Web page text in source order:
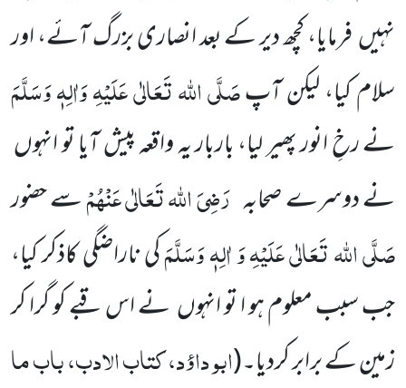
نہیں فرمایا، کچھ دیر کے بعد انصاری بزرگ آئے، اور
سلام کیا، لیکن آپصَلَّی اللہ تَعَالٰی عَلَیْہِ وَاٰلِہٖ وَسَلَّمَ
نے رخِ انور پھیر لیا، باربار یہ واقعہ پیش آیا تو انہوں
نے دوسرے صحابہ رَضِیَ اللہ تَعَالٰی عَنْہُمْسے حضور
صَلَّی اللہ تَعَالٰی عَلَیْہِ وَ اٰلِہٖ وَسَلَّمَکی ناراضگی کاذکر کیا،
جب سبب معلوم ہو ا تو انہوں نے اس قبے کو گرا کر
زمین کے برابر کردیا۔(ابو داؤد، کتاب الادب، باب ما